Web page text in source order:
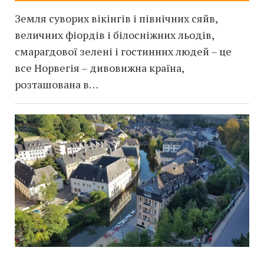
Земля суворих вікінгів і північних сяйв,
величних фіордів і білосніжних льодів,
смарагдової зелені і гостинних людей – це
все Норвегія – дивовижна країна,
розташована в…